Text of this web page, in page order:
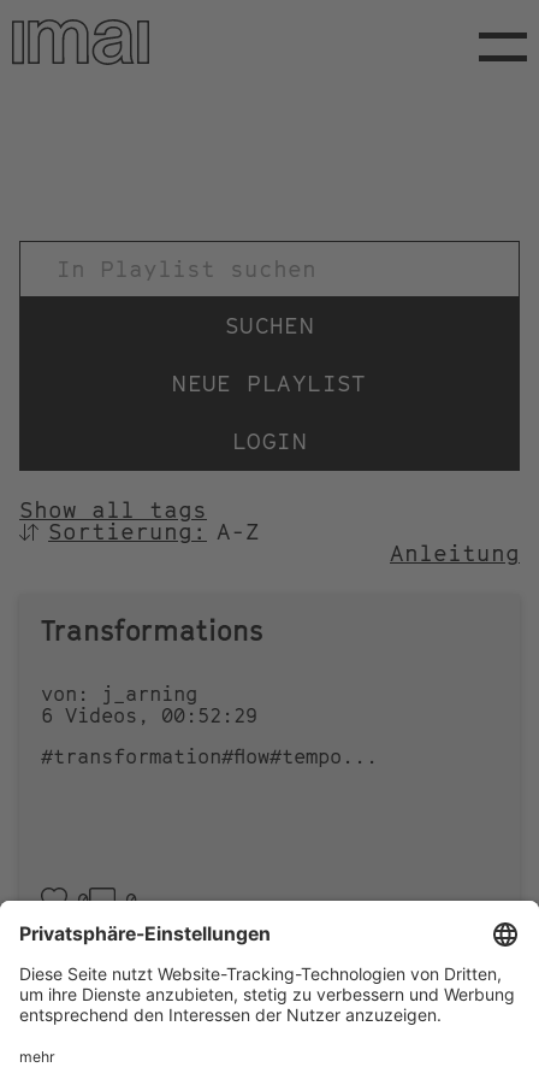
Direkt
zum
Inhalt
NEUE PLAYLIST
LOGIN
Show all tags
SORTIEREN
Sortierung:
Anleitung
Transformations
von: j_arning
6 Videos, 00:52:29
#transformation#flow#tempo ...
0 0
Footer
menu
IMPRESSUM PRIVACY
IMAI PLAY NUTZUNGSBEDINGUNGEN